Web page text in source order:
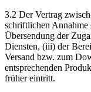
3.2 Der Vertrag
schriftlichen
Übersendung der
Diensten, (iii) der
Versand bzw. zum
entsprechenden
früher eintritt.